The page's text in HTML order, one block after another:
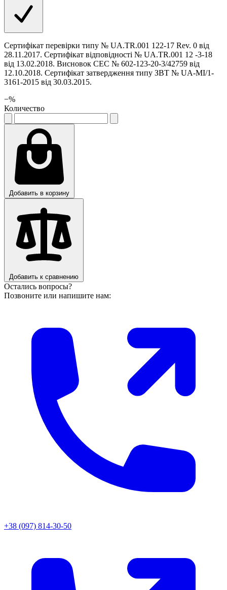
Сертифікат перевірки типу № UA.TR.001 122-17 Rev. 0 від
28.11.2017. Сертифікат відповідності № UA.TR.001 12 -3-18
від 13.02.2018. Висновок СЕС № 602-123-20-3/42759 від
12.10.2018. Сертифікат затвердження типу ЗВТ № UA-MI/1-
3161-2015 від 30.03.2015.
−%
Количество
Добавить в корзину
Добавить к сравнению
Остались вопросы?
Позвоните или напишите нам:
+38 (097) 814-30-50